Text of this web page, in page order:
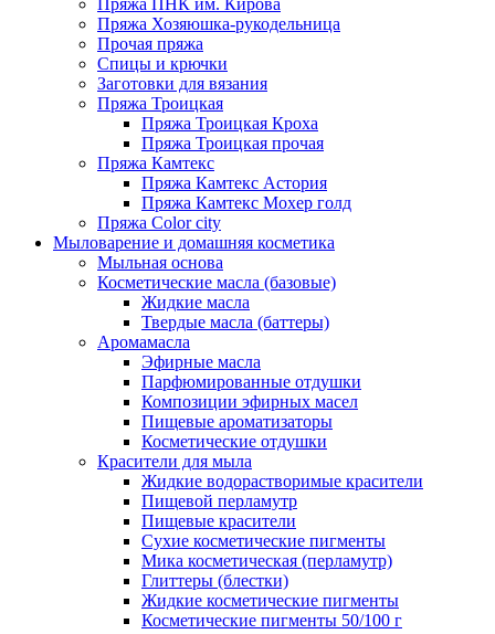
Пряжа Хозяюшка-рукодельница
Прочая пряжа
Спицы и крючки
Заготовки для вязания
Пряжа Троицкая
Пряжа Троицкая Кроха
Пряжа Троицкая прочая
Пряжа Камтекс
Пряжа Камтекс Астория
Пряжа Камтекс Мохер голд
Пряжа Color city
Мыловарение и домашняя косметика
Мыльная основа
Косметические масла (базовые)
Жидкие масла
Твердые масла (баттеры)
Аромамасла
Эфирные масла
Парфюмированные отдушки
Композиции эфирных масел
Пищевые ароматизаторы
Косметические отдушки
Красители для мыла
Жидкие водорастворимые красители
Пищевой перламутр
Пищевые красители
Сухие косметические пигменты
Мика косметическая (перламутр)
Глиттеры (блестки)
Жидкие косметические пигменты
Косметические пигменты 50/100 г